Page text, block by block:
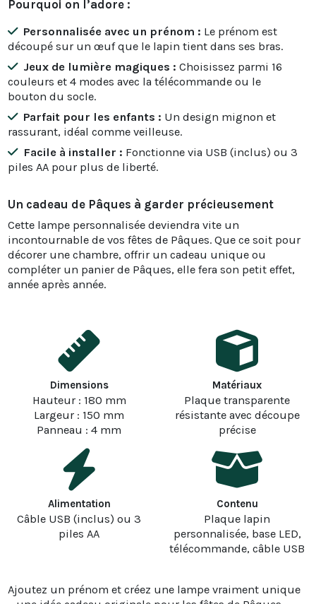
Pourquoi on l’adore :
Personnalisée avec un prénom : Le prénom est
découpé sur un œuf que le lapin tient dans ses bras.
Jeux de lumière magiques : Choisissez parmi 16
couleurs et 4 modes avec la télécommande ou le
bouton du socle.
Parfait pour les enfants : Un design mignon et
rassurant, idéal comme veilleuse.
Facile à installer : Fonctionne via USB (inclus) ou 3
piles AA pour plus de liberté.
Un cadeau de Pâques à garder précieusement
Cette lampe personnalisée deviendra vite un
incontournable de vos fêtes de Pâques. Que ce soit pour
décorer une chambre, offrir un cadeau unique ou
compléter un panier de Pâques, elle fera son petit effet,
année après année.
Dimensions
Hauteur : 180 mm
Largeur : 150 mm
Panneau : 4 mm
Matériaux
Plaque transparente
résistante avec découpe
précise
Alimentation
Câble USB (inclus) ou 3
piles AA
Contenu
Plaque lapin
personnalisée, base LED,
télécommande, câble USB
Ajoutez un prénom et créez une lampe vraiment unique